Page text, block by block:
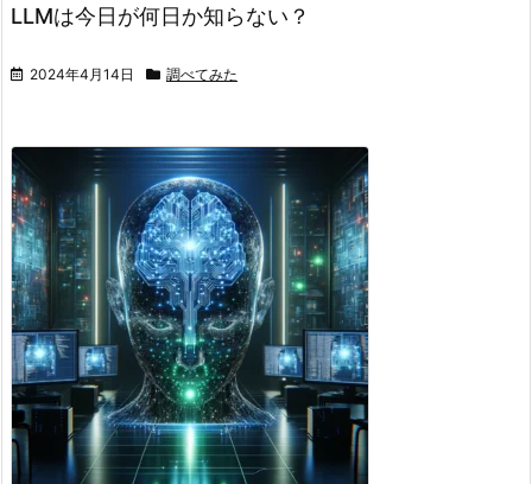
LLMは今日が何日か知らない？
2024年4月14日 調べてみた